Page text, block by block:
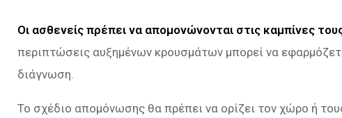
Οι ασθενείς πρέπει να απομονώνονται στις καμπίνες
περιπτώσεις αυξημένων κρουσμάτων μπορεί να
διάγνωση.
Το σχέδιο απομόνωσης θα πρέπει να ορίζει τον χώρο ή